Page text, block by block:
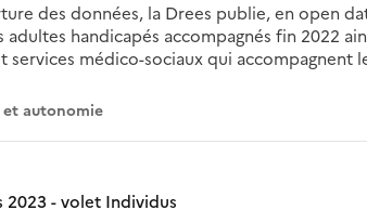
des données, la Drees publie, en open
handicapés accompagnés fin 2022
services médico-sociaux qui accompagnent
autonomie
2023 - volet Individus